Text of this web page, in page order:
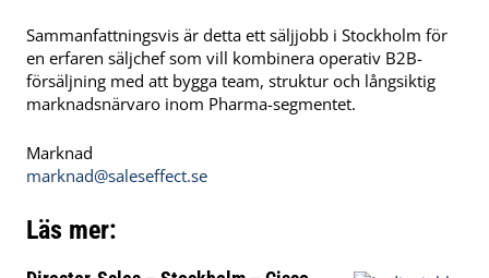
Sammanfattningsvis är detta ett säljjobb i Stockholm för
en erfaren säljchef som vill kombinera operativ B2B-
försäljning med att bygga team, struktur och långsiktig
marknadsnärvaro inom Pharma-segmentet.
Marknad
marknad@saleseffect.se
Läs mer: